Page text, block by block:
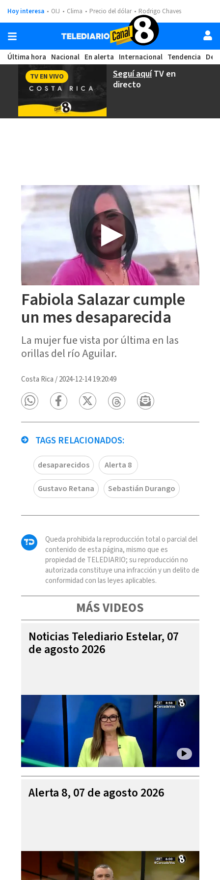
Hoy interesa OIJ Clima Precio del dólar Rodrigo Chaves
Última hora Nacional En alerta Internacional Tendencia
Seguí aquíTV en
directo
TV EN VIVO
Fabiola Salazar cumple
un mes desaparecida
La mujer fue vista por última en las
orillas del río Aguilar.
Costa Rica /2024-12-14 19:20:49
TAGS RELACIONADOS:
desaparecidos Alerta 8
Gustavo Retana Sebastián Durango
Queda prohibida la reproducción total o parcial del
contenido de esta página, mismo que es
propiedad de TELEDIARIO; su reproducción no
autorizada constituye una infracción y un delito de
conformidad con las leyes aplicables.
MÁS VIDEOS
Noticias Telediario Estelar, 07
de agosto 2026
Alerta 8, 07 de agosto 2026